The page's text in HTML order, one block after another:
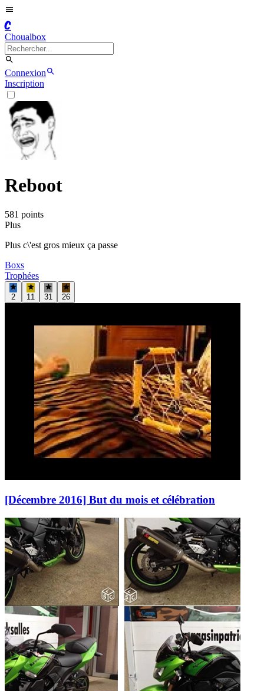
C
Choualbox
Connexion
Inscription
Reboot
581 points
Plus
Plus c\'est gros mieux ça passe
Boxs
Trophées
2 11 31 26
[Décembre 2016] But du mois et célébration